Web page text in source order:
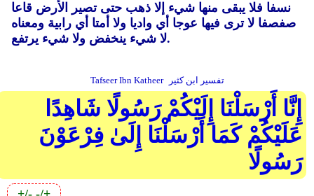
نسفا فلا يبقى منها شيء إلا ذهب حتى تصير الأرض قاعا
صفصفا لا ترى فيها عوجا أي واديا ولا أمتا أي رابية ومعناه
لا شيء ينخفض ولا شيء يرتفع.
Tafseer Ibn Katheer تفسير ابن كثير
إِنَّا أَرْسَلْنَا إِلَيْكُمْ رَسُولًا شَاهِدًا
عَلَيْكُمْ كَمَا أَرْسَلْنَا إِلَىٰ فِرْعَوْنَ
رَسُولًا